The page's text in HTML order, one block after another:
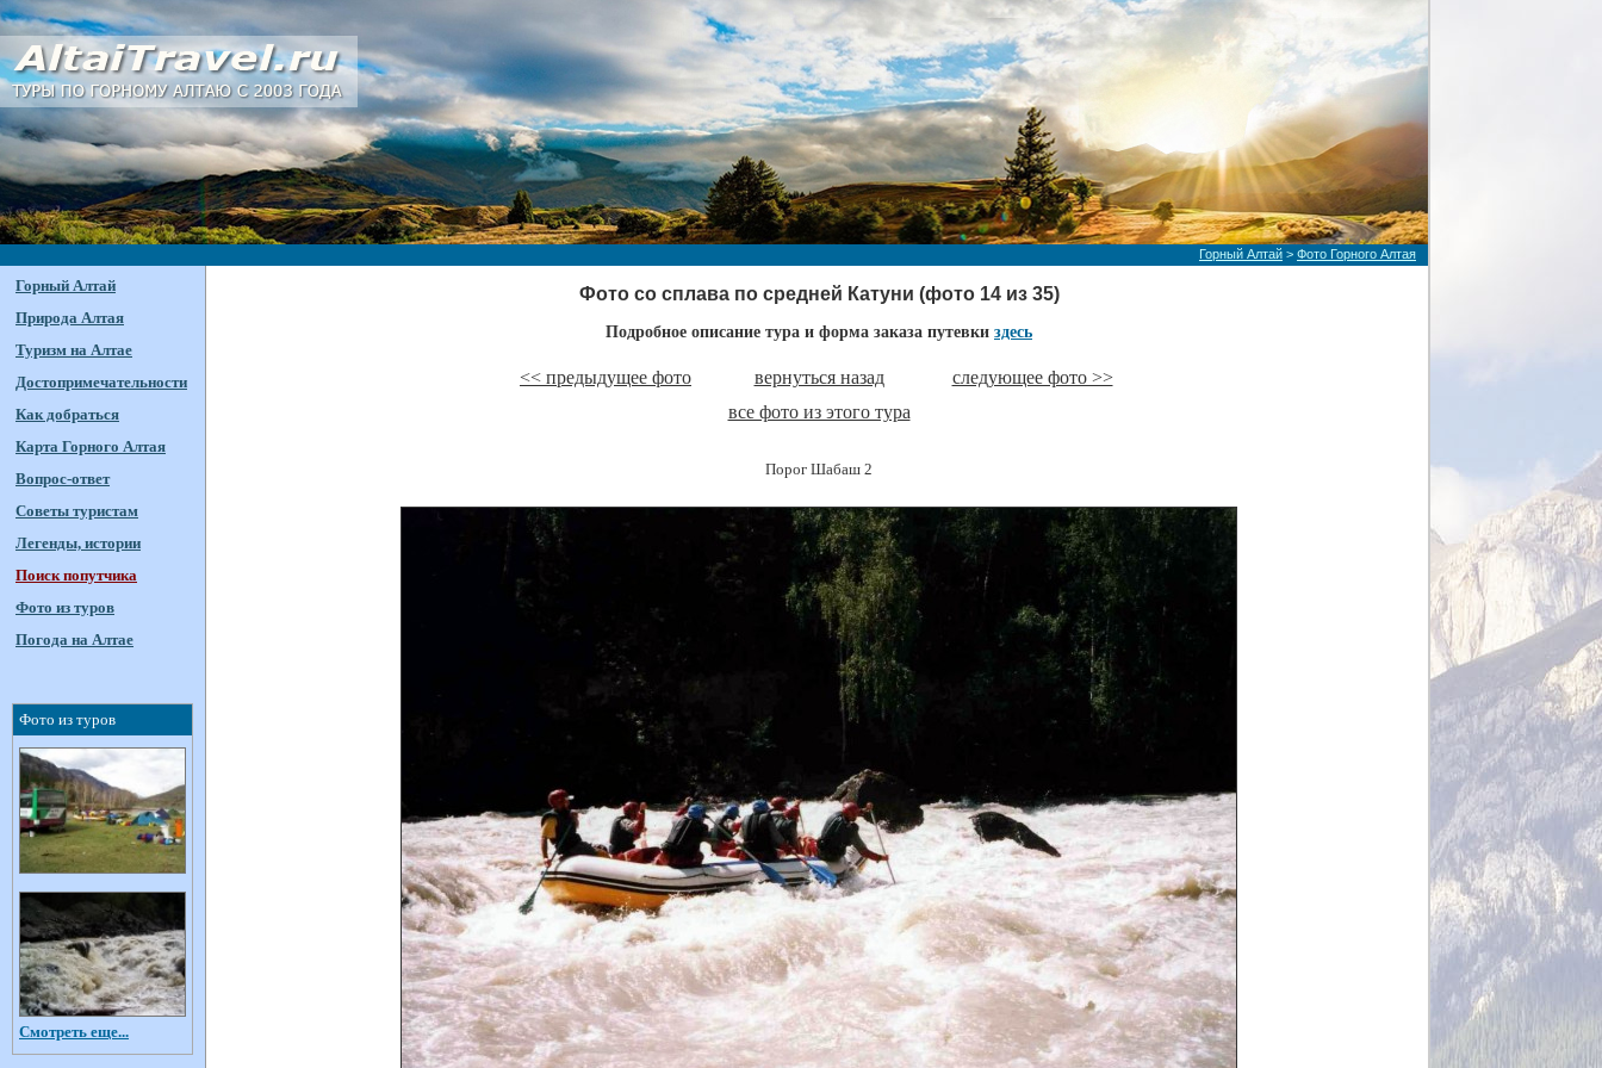
Горный Алтай > Фото Горного Алтая
Горный Алтай
Природа Алтая
Туризм на Алтае
Достопримечательности
Как добраться
Карта Горного Алтая
Вопрос-ответ
Советы туристам
Легенды, истории
Поиск попутчика
Фото из туров
Погода на Алтае
Фото из туров
Смотреть еще...
Фото со сплава по средней Катуни (фото 14 из 35)
Подробное описание тура и форма заказа путевки здесь
<< предыдущее фото вернуться назад
следующее фото >>
все фото из этого тура
Порог Шабаш 2